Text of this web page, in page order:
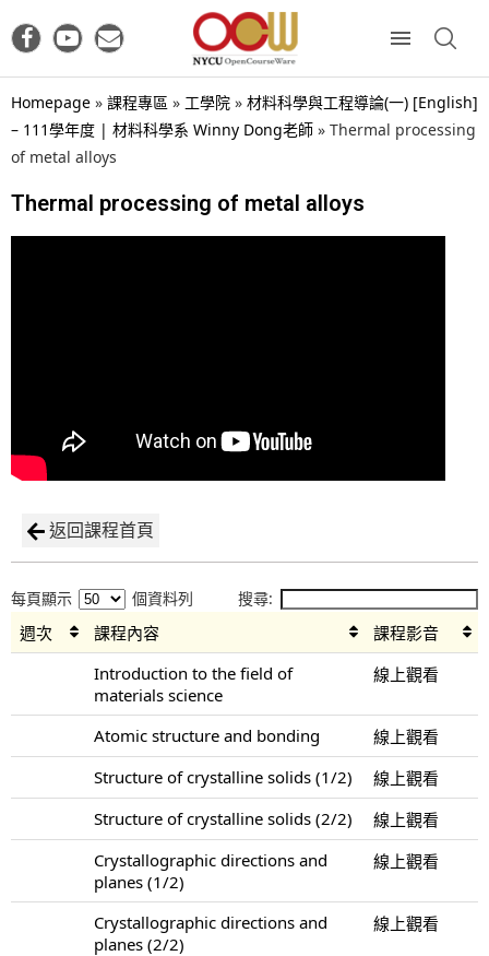
Homepage » 課程專區 » 工學院 » 材料科學與工程導論(一) [English]
– 111學年度 | 材料科學系 Winny Dong老師 » Thermal processing
of metal alloys
Thermal processing of metal alloys
返回課程首頁
每頁顯示 個資料列 搜尋:
週次 課程內容
課程影音
Introduction to the field of
materials science
線上觀看
Atomic structure and bonding
線上觀看
Structure of crystalline solids (1/2)
線上觀看
Structure of crystalline solids (2/2)
線上觀看
Crystallographic directions and
planes (1/2)
線上觀看
Crystallographic directions and
planes (2/2)
線上觀看